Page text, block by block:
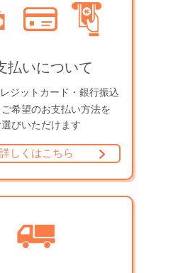
払いについて
ジットカード・銀行振込
希望のお支払い方法を
選びいただけます
詳しくはこちら